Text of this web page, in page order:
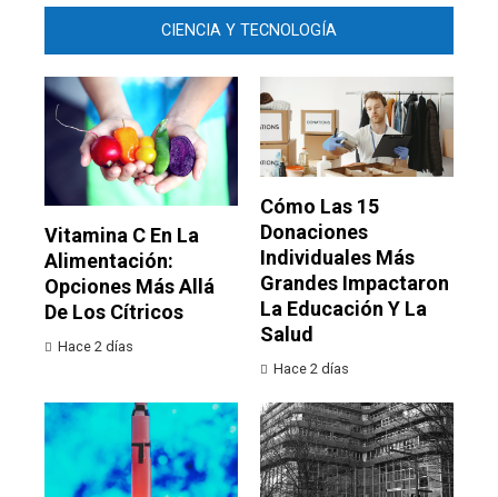
CIENCIA Y TECNOLOGÍA
Vitamina C En La
Alimentación:
Opciones Más Allá
De Los Cítricos
Hace 2 días
Cómo Las 15
Donaciones
Individuales Más
Grandes Impactaron
La Educación Y La
Salud
Hace 2 días